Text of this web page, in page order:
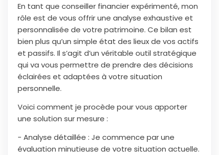
En tant que conseiller financier expérimenté, mon
rôle est de vous offrir une analyse exhaustive et
personnalisée de votre patrimoine. Ce bilan est
bien plus qu’un simple état des lieux de vos actifs
et passifs. Il s’agit d’un véritable outil stratégique
qui va vous permettre de prendre des décisions
éclairées et adaptées à votre situation
personnelle.
Voici comment je procède pour vous apporter
une solution sur mesure :
- Analyse détaillée : Je commence par une
évaluation minutieuse de votre situation actuelle.